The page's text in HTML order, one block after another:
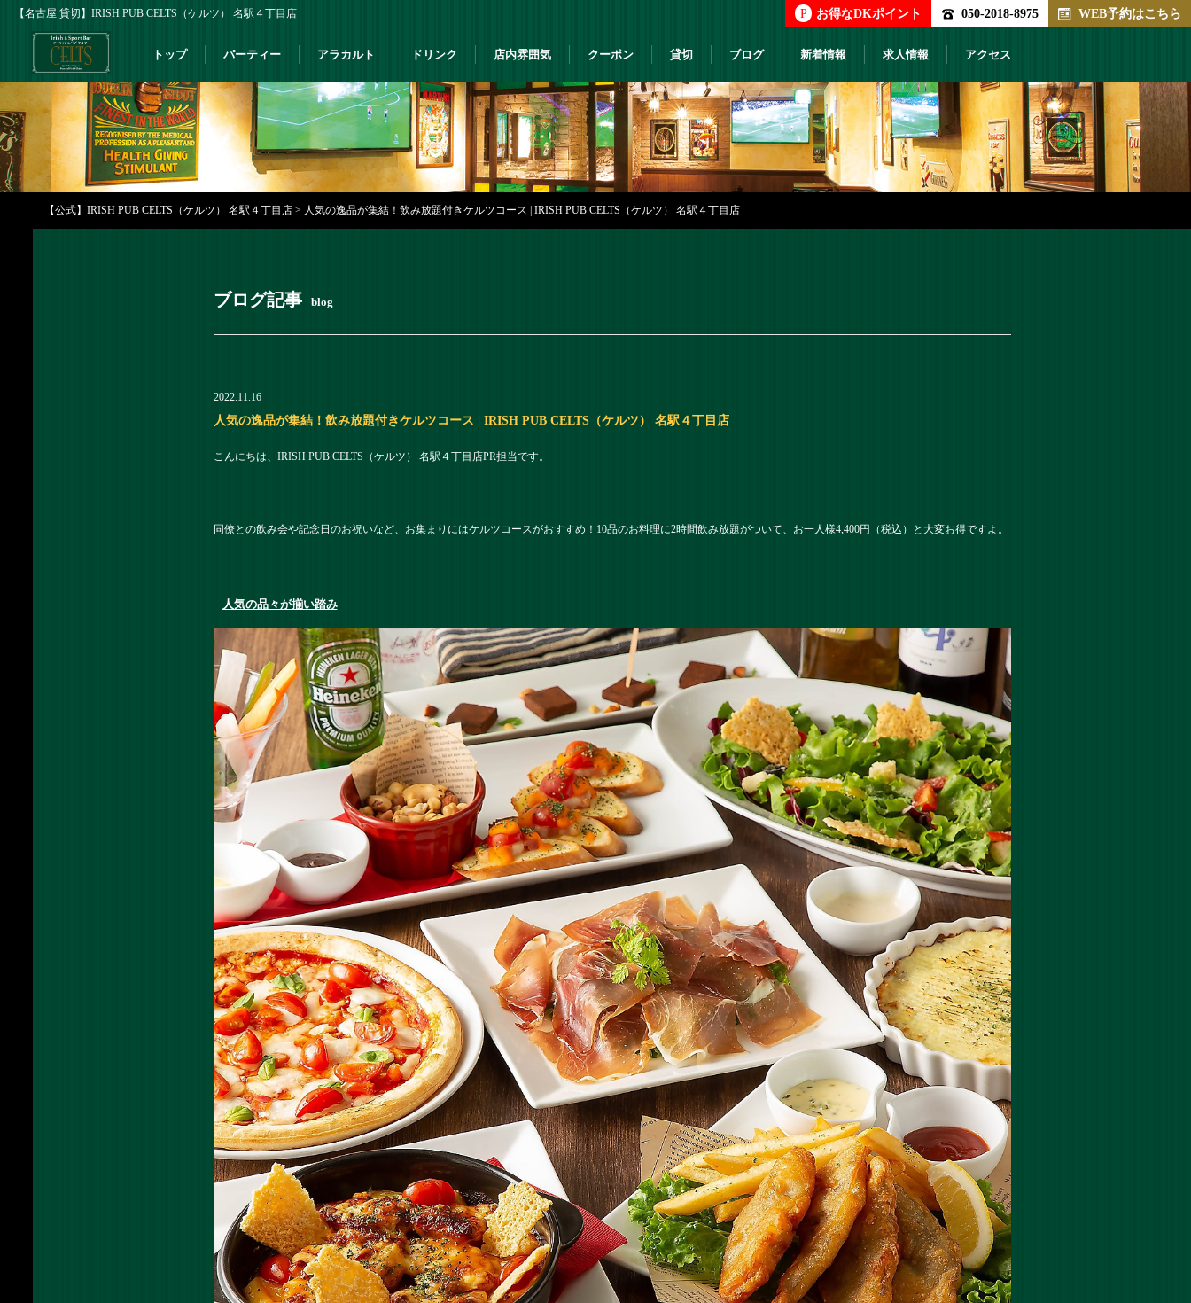
【名古屋 貸切】IRISH PUB CELTS（ケルツ） 名駅４丁目店 P お得なDKポイント 050-2018-8975 WEB予約はこちら
トップ パーティー アラカルト ドリンク 店内雰囲気 クーポン 貸切 ブログ 新着情報 求人情報 アクセス
【公式】IRISH PUB CELTS（ケルツ） 名駅４丁目店 > 人気の逸品が集結！飲み放題付きケルツコース | IRISH PUB CELTS（ケルツ） 名駅４丁目店
ブログ記事 blog
2022.11.16
人気の逸品が集結！飲み放題付きケルツコース | IRISH PUB CELTS（ケルツ） 名駅４丁目店
こんにちは、IRISH PUB CELTS（ケルツ） 名駅４丁目店PR担当です。
同僚との飲み会や記念日のお祝いなど、お集まりにはケルツコースがおすすめ！10品のお料理に2時間飲み放題がついて、お一人様4,400円（税込）と大変お得ですよ。
人気の品々が揃い踏み